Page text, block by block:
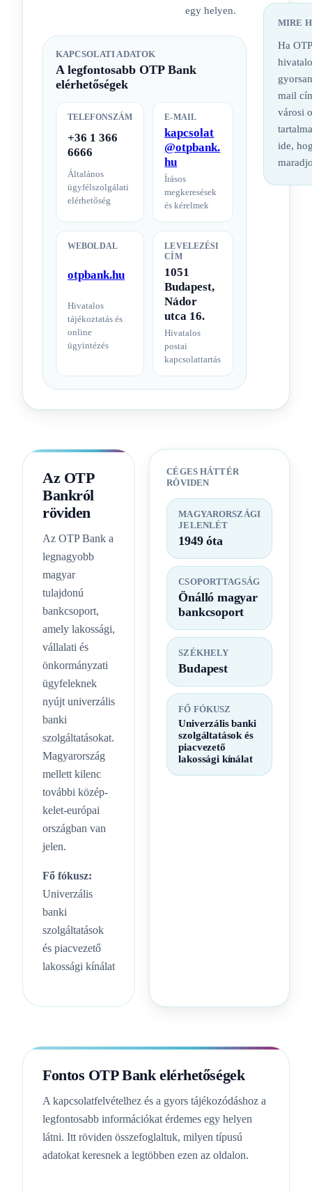
egy helyen.
KAPCSOLATI ADATOK
A legfontosabb OTP Bank
elérhetőségek
TELEFONSZÁM
+36 1 366
6666
Általános
ügyfélszolgálati
elérhetőség
E-MAIL
kapcsolat
@otpbank.
hu
Írásos
megkeresések
és kérelmek
WEBOLDAL
otpbank.hu
Hivatalos
tájékoztatás és
online
ügyintézés
LEVELEZÉSI
CÍM
1051
Budapest,
Nádor
utca 16.
Hivatalos
postai
kapcsolattartás
MIRE
Ha
mail
városi
ide,
Az OTP
Bankról
röviden
Az OTP Bank a
legnagyobb
magyar
tulajdonú
bankcsoport,
amely lakossági,
vállalati és
önkormányzati
ügyfeleknek
nyújt univerzális
banki
szolgáltatásokat.
Magyarország
mellett kilenc
további közép-
kelet-európai
országban van
jelen.
Fő fókusz:
Univerzális
banki
szolgáltatások
és piacvezető
lakossági kínálat
CÉGES HÁTTÉR
RÖVIDEN
MAGYARORSZÁGI
JELENLÉT
1949 óta
CSOPORTTAGSÁG
Önálló magyar
bankcsoport
SZÉKHELY
Budapest
FŐ FÓKUSZ
Univerzális banki
szolgáltatások és
piacvezető
lakossági kínálat
Fontos OTP Bank elérhetőségek
A kapcsolatfelvételhez és a gyors tájékozódáshoz a
legfontosabb információkat érdemes egy helyen
látni. Itt röviden összefoglaltuk, milyen típusú
adatokat keresnek a legtöbben ezen az oldalon.